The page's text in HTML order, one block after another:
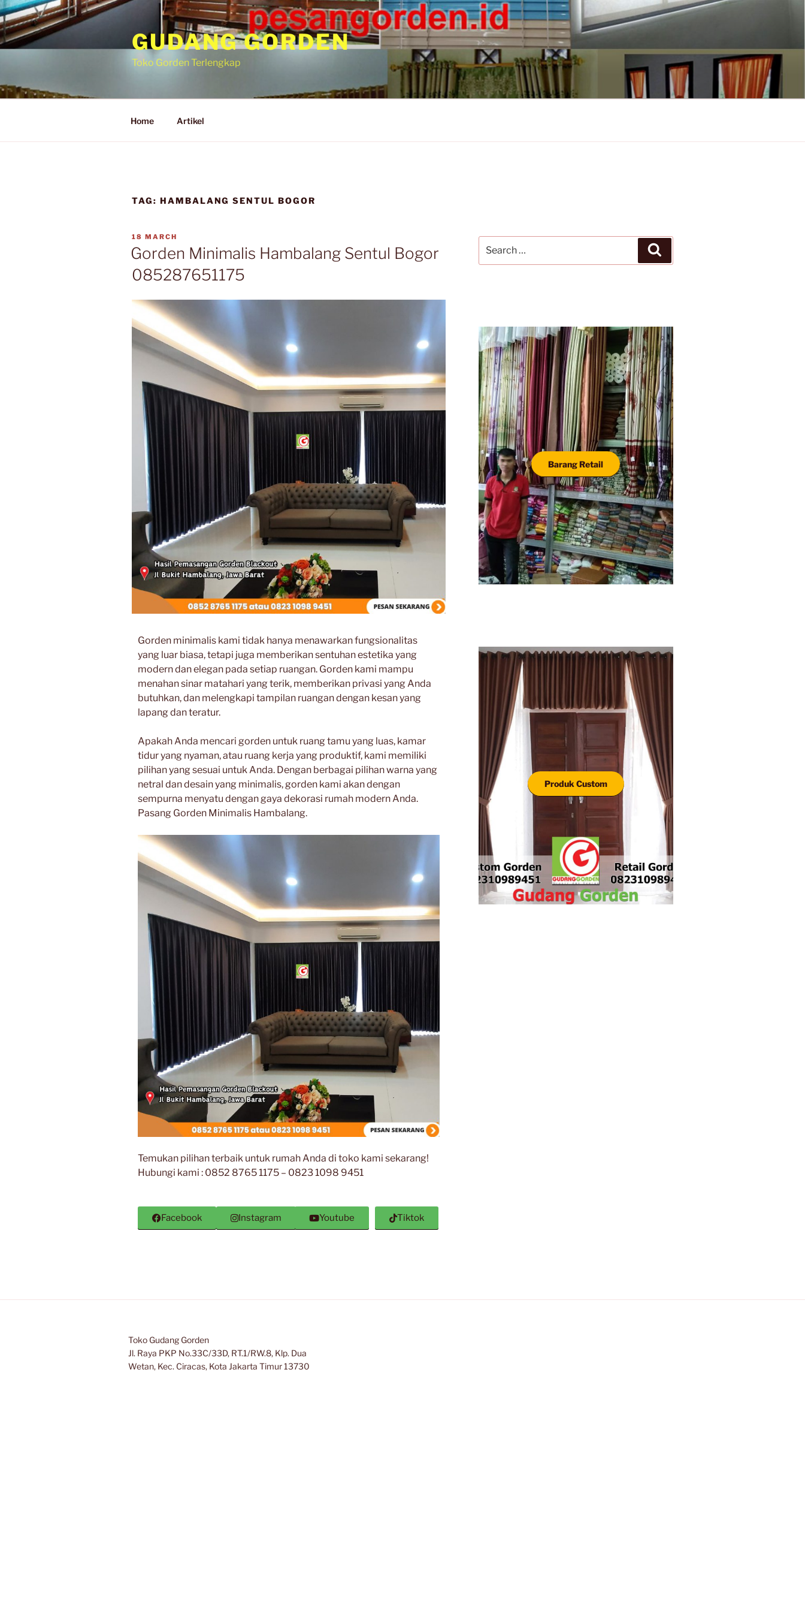
GUDANG GORDEN
Toko Gorden Terlengkap
Home Artikel
TAG: HAMBALANG SENTUL BOGOR
18 MARCH
Gorden Minimalis Hambalang Sentul Bogor
085287651175
Gorden minimalis kami tidak hanya menawarkan fungsionalitas
yang luar biasa, tetapi juga memberikan sentuhan estetika yang
modern dan elegan pada setiap ruangan. Gorden kami mampu
menahan sinar matahari yang terik, memberikan privasi yang Anda
butuhkan, dan melengkapi tampilan ruangan dengan kesan yang
lapang dan teratur.
Apakah Anda mencari gorden untuk ruang tamu yang luas, kamar
tidur yang nyaman, atau ruang kerja yang produktif, kami memiliki
pilihan yang sesuai untuk Anda. Dengan berbagai pilihan warna yang
netral dan desain yang minimalis, gorden kami akan dengan
sempurna menyatu dengan gaya dekorasi rumah modern Anda.
Pasang Gorden Minimalis Hambalang.
Temukan pilihan terbaik untuk rumah Anda di toko kami sekarang!
Hubungi kami : 0852 8765 1175 – 0823 1098 9451
Facebook Instagram Youtube Tiktok
Barang Retail
Produk Custom
Toko Gudang Gorden
Jl. Raya PKP No.33C/33D, RT.1/RW.8, Klp. Dua
Wetan, Kec. Ciracas, Kota Jakarta Timur 13730